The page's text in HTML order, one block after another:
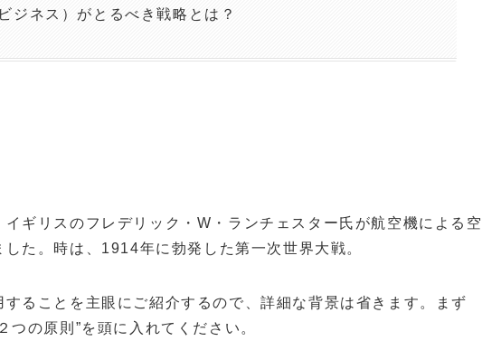
ジネス）がとるべき戦略とは？
ギリスのフレデリック・W・ランチェスター氏が航空機による空
た。時は、1914年に勃発した第一次世界大戦。
ることを主眼にご紹介するので、詳細な背景は省きます。まず
つの原則”を頭に入れてください。